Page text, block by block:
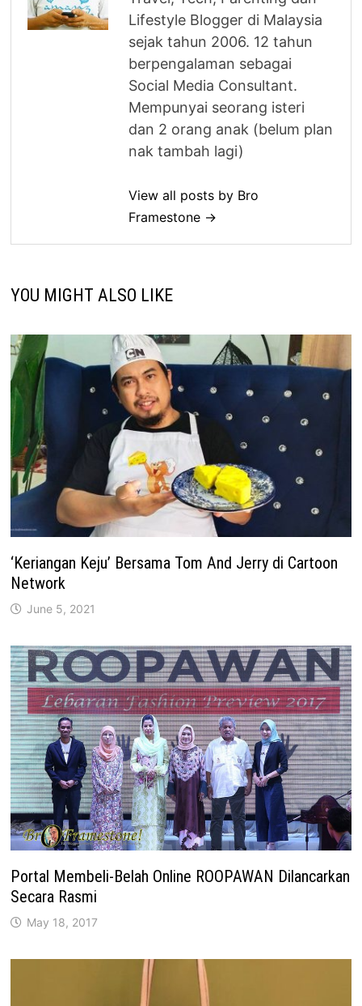
Lifestyle Blogger di Malaysia
sejak tahun 2006. 12 tahun
berpengalaman sebagai
Social Media Consultant.
Mempunyai seorang isteri
dan 2 orang anak (belum plan
nak tambah lagi)
View all posts by Bro
Framestone →
YOU MIGHT ALSO LIKE
‘Keriangan Keju’ Bersama Tom And Jerry di Cartoon
Network
June 5, 2021
Portal Membeli-Belah Online ROOPAWAN Dilancarkan
Secara Rasmi
May 18, 2017